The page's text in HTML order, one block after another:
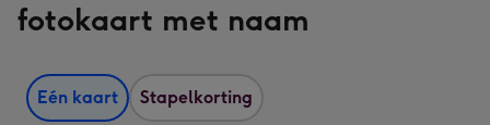
fotokaart met naam
Eén kaart Stapelkorting